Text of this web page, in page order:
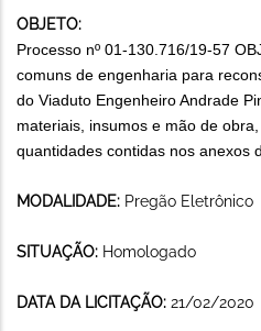
OBJETO:
Processo nº 01-130.716/19-57
comuns de engenharia para
do Viaduto Engenheiro Andrade
materiais, insumos e mão de obra
quantidades contidas nos anexos
MODALIDADE: Pregão Eletrônico
SITUAÇÃO: Homologado
DATA DA LICITAÇÃO: 21/02/2020